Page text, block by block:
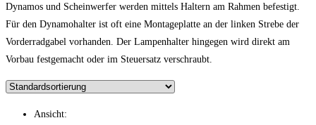
Dynamos und Scheinwerfer werden mittels Haltern am Rahmen befestigt.
Für den Dynamohalter ist oft eine Montageplatte an der linken Strebe der
Vorderradgabel vorhanden. Der Lampenhalter hingegen wird direkt am
Vorbau festgemacht oder im Steuersatz verschraubt.
Ansicht: